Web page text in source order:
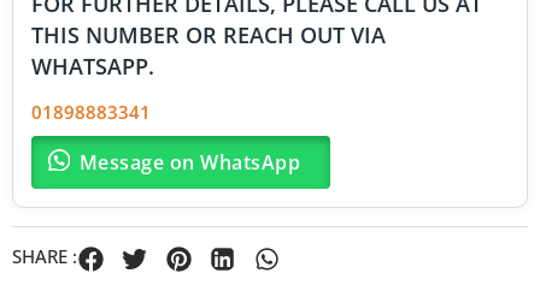
THIS NUMBER OR REACH OUT VIA
WHATSAPP.
01898883341
Message on WhatsApp
SHARE :